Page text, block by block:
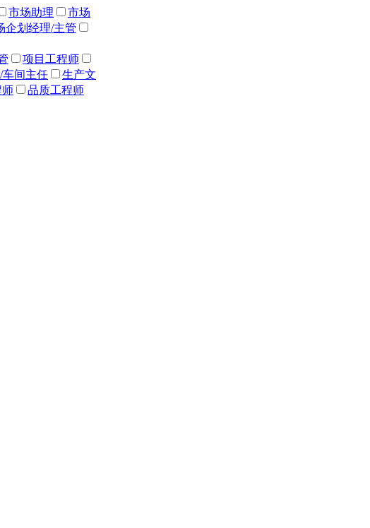
市场助理
市场
企划经理/主管
项目工程师
车间主任
生产文
师
品质工程师